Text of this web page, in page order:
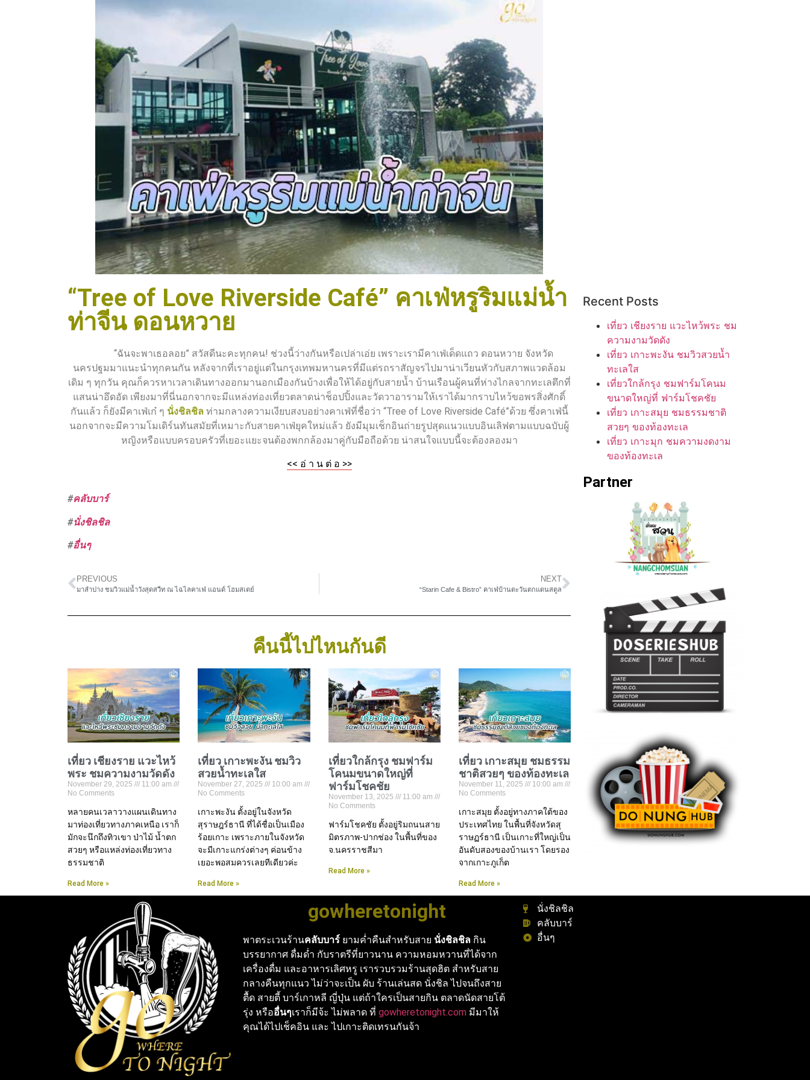
“Tree of Love Riverside Café” คาเฟ่หรูริมแม่น้ำ
ท่าจีน ดอนหวาย
“ฉันจะพาเธอลอย” สวัสดีนะคะทุกคน! ช่วงนี้ว่างกันหรือเปล่าเอ่ย เพราะเรามีคาเฟ่เด็ดแถว ดอนหวาย จังหวัด
นครปฐมมาแนะนำทุกคนกัน หลังจากที่เราอยู่แต่ในกรุงเทพมหานครที่มีแต่รถราสัญจรไปมาน่าเวียนหัวกับสภาพแวดล้อม
เดิม ๆ ทุกวัน คุณก็ควรหาเวลาเดินทางออกมานอกเมืองกันบ้างเพื่อให้ได้อยู่กับสายน้ำ บ้านเรือนผู้คนที่ห่างไกลจากทะเลตึกที่
แสนน่าอึดอัด เพียงมาที่นี่นอกจากจะมีแหล่งท่องเที่ยวตลาดน่าช็อปปิ้งและวัดวาอารามให้เราได้มากราบไหว้ขอพรสิ่งศักดิ์
กันแล้ว ก็ยังมีคาเฟ่เก๋ ๆ นั่งชิลชิลท่ามกลางความเงียบสงบอย่างคาเฟ่ที่ชื่อว่า “Tree of Love Riverside Café”ด้วย ซึ่งคาเฟ่นี้
นอกจากจะมีความโมเดิร์นทันสมัยที่เหมาะกับสายคาเฟ่ยุคใหม่แล้ว ยังมีมุมเช็กอินถ่ายรูปสุดแนวแบบอินเลิฟตามแบบฉบับผู้
หญิงหรือแบบครอบครัวที่เยอะแยะจนต้องพกกล้องมาคู่กับมือถือด้วย น่าสนใจแบบนี้จะต้องลองมา
<< อ่ า น ต่ อ >>
#คลับบาร์
#นั่งชิลชิล
#อื่นๆ
PREVIOUS
มาลำปาง ชมวิวแม่น้ำวังสุดสวีท ณ ไฉไลคาเฟ่ แอนด์ โฮมสเตย์
NEXT
“Starin Cafe & Bistro” คาเฟ่บ้านตะวันตกแดนสตูล
คืนนี้ไปไหนกันดี
เที่ยว เชียงราย แวะไหว้
พระ ชมความงามวัดดัง
November 29, 2025
11:00 am
No Comments
หลายคนเวลาวางแผนเดินทาง
มาท่องเที่ยวทางภาคเหนือ เราก็
มักจะนึกถึงทิวเขา ป่าไม้ น้ำตก
สวยๆ หรือแหล่งท่องเที่ยวทาง
ธรรมชาติ
Read More »
เที่ยว เกาะพะงัน ชมวิว
สวยน้ำทะเลใส
November 27, 2025
10:00 am
No Comments
เกาะพะงัน ตั้งอยู่ในจังหวัด
สุราษฎร์ธานี ที่ได้ชื่อเป็นเมือง
ร้อยเกาะ เพราะภายในจังหวัด
จะมีเกาะแกร่งต่างๆ ค่อนข้าง
เยอะพอสมควรเลยทีเดียวค่ะ
Read More »
เที่ยวใกล้กรุง ชมฟาร์ม
โคนมขนาดใหญ่ที่
ฟาร์มโชคชัย
November 13, 2025
11:00 am
No Comments
ฟาร์มโชคชัย ตั้งอยู่ริมถนนสาย
มิตรภาพ-ปากช่อง ในพื้นที่ของ
จ.นครราชสีมา
Read More »
เที่ยว เกาะสมุย ชมธรรม
ชาติสวยๆ ของท้องทะเล
November 11, 2025
10:00 am
No Comments
เกาะสมุย ตั้งอยู่ทางภาคใต้ของ
ประเทศไทย ในพื้นที่จังหวัดสุ
ราษฏร์ธานี เป็นเกาะที่ใหญ่เป็น
อันดับสองของบ้านเรา โดยรอง
จากเกาะภูเก็ต
Read More »
Recent Posts
เที่ยว เชียงราย แวะไหว้พระ ชม
ความงามวัดดัง
เที่ยว เกาะพะงัน ชมวิวสวยน้ำ
ทะเลใส
เที่ยวใกล้กรุง ชมฟาร์มโคนม
ขนาดใหญ่ที่ ฟาร์มโชคชัย
เที่ยว เกาะสมุย ชมธรรมชาติ
สวยๆ ของท้องทะเล
เที่ยว เกาะมุก ชมความงดงาม
ของท้องทะเล
Partner
gowheretonight
พาตระเวนร้านคลับบาร์ยามค่ำคืนสำหรับสาย นั่งชิลชิลกิน
บรรยากาศ ดื่มด่ำ กับราตรีที่ยาวนาน ความหอมหวานที่ได้จาก
เครื่องดื่ม และอาหารเลิศหรู เรารวบรวมร้านสุดฮิต สำหรับสาย
กลางคืนทุกแนว ไม่ว่าจะเป็น ผับ ร้านเล่นสด นั่งชิล ไปจนถึงสาย
ตื้ด สายตี้ บาร์เกาหลี ญี่ปุ่น แต่ถ้าใครเป็นสายกิน ตลาดนัดสายโต้
รุ่ง หรืออื่นๆเราก็มีจ้ะ ไม่พลาด ที่ gowheretonight.comมีมาให้
คุณได้ไปเช็คอิน และ ไปเกาะติดเทรนกันจ้า
นั่งชิลชิล
คลับบาร์
อื่นๆ